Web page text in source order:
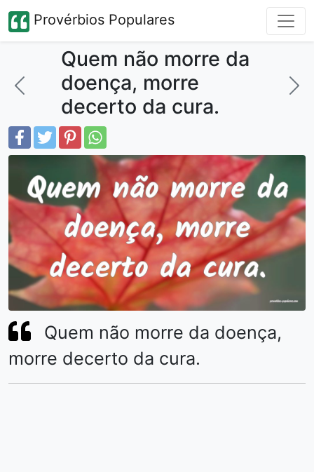
Provérbios Populares
Quem não morre da
doença, morre
decerto da cura.
Quem não morre da doença,
morre decerto da cura.